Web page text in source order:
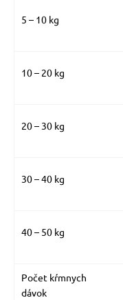
5 – 10 kg
10 – 20 kg
20 – 30 kg
30 – 40 kg
40 – 50 kg
Počet kŕmnych
dávok